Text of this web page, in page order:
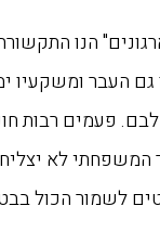
הנו
העבר ומשקעיו
פעמים רבות
לא
לשמור הכול